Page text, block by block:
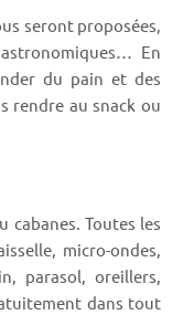
seront proposées,
En
du pain et des
rendre au snack ou
cabanes. Toutes les
micro-ondes,
parasol, oreillers,
dans tout